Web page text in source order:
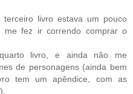
livro estava um pouco
me fez ir correndo comprar o
livro, e ainda não me
de personagens (ainda bem
tem um apêndice, com as